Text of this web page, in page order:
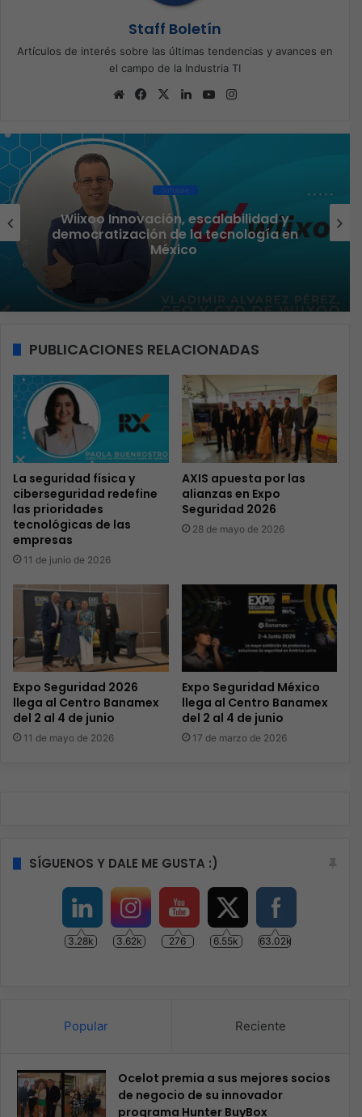
Staff Boletín
Artículos de interés sobre las últimas tendencias y avances en
el campo de la Industria TI
Sitio
Facebook
X LinkedInYouTube
Software
escalabilidad y
de la tecnología en
Omada by
conectividad
PUBLICACIONES RELACIONADAS
La seguridad física y
ciberseguridad redefine
las prioridades
tecnológicas de las
empresas
11 de junio de 2026
AXIS apuesta por las
alianzas en Expo
Seguridad 2026
28 de mayo de 2026
Expo Seguridad 2026
llega al Centro Banamex
del 2 al 4 de junio
11 de mayo de 2026
Expo Seguridad México
llega al Centro Banamex
del 2 al 4 de junio
17 de marzo de 2026
SÍGUENOS Y DALE ME GUSTA :)
3.28k 3.62k 276 6.55k 63.02k
Popular Reciente
Ocelot premia a sus mejores socios
de negocio de su innovador
programa Hunter BuyBox